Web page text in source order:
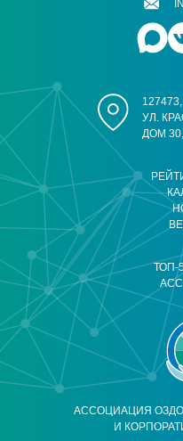
АССОЦИАЦИЯ
И
ТОП-
УЛ.
ДОМ